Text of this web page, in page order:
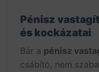
Pénisz
és kockázatai
Bár a pénisz
csábító, nem